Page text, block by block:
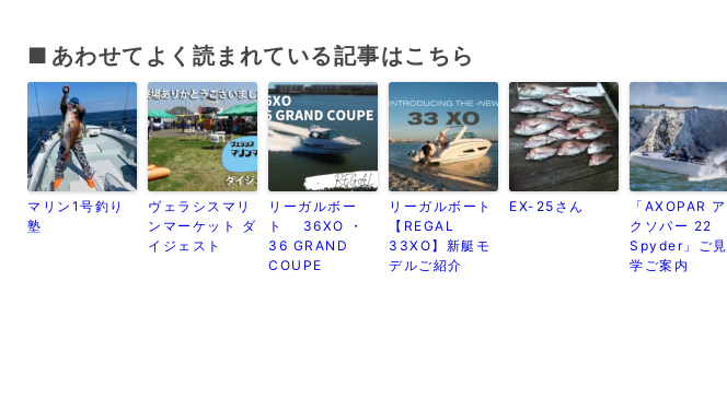
あわせてよく読まれている記事はこちら
マリン1号釣り
塾
ヴェラシスマリ
ンマーケット ダ
イジェスト
リーガルボー
ト 36XO ・
36 GRAND
COUPE
リーガルボート
【REGAL
33XO】新艇モ
デルご紹介
EX-25さん
「AXOPAR ア
クソパー 22
Spyder」ご見
学ご案内